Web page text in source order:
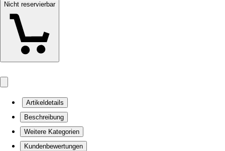
Nicht reservierbar
Artikeldetails
Beschreibung
Weitere Kategorien
Kundenbewertungen